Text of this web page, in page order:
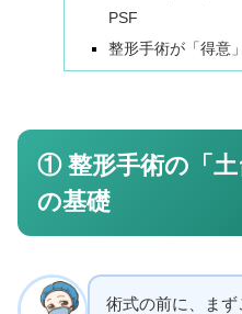
PSF
整形手術が「得意
① 整形手術の「土
の基礎
術式の前に、まず